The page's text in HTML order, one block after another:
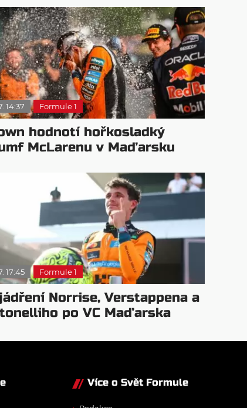
14:37 Formule 1
hodnotí hořkosladký
McLarenu v Maďarsku
17:45 Formule 1
Norrise, Verstappena a
po VC Maďarska
Více o Svět Formule